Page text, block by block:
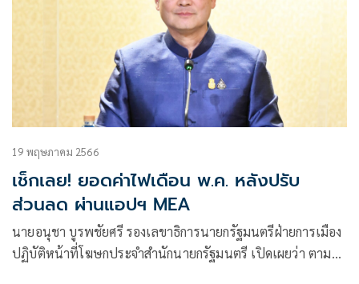
19 พฤษภาคม 2566
เช็กเลย! ยอดค่าไฟเดือน พ.ค. หลังปรับ
ส่วนลด ผ่านแอปฯ MEA
นายอนุชา บูรพชัยศรี รองเลขาธิการนายกรัฐมนตรีฝ่ายการเมือง
ปฏิบัติหน้าที่โฆษกประจำสำนักนายกรัฐมนตรี เปิดเผยว่า ตามที่